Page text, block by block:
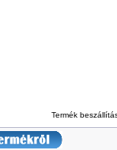
Termék